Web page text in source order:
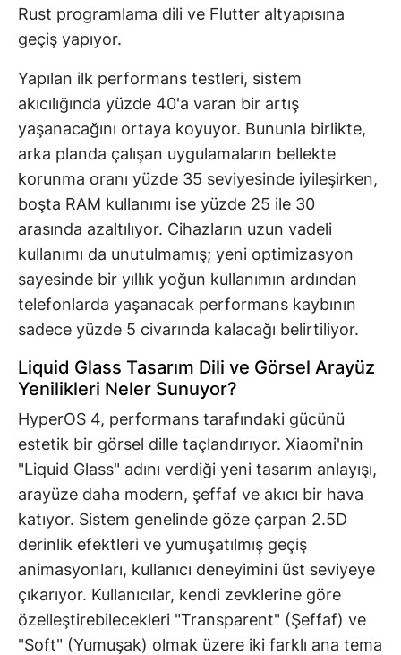
Rust programlama dili ve Flutter altyapısına
geçiş yapıyor.
Yapılan ilk performans testleri, sistem
akıcılığında yüzde 40'a varan bir artış
yaşanacağını ortaya koyuyor. Bununla birlikte,
arka planda çalışan uygulamaların bellekte
korunma oranı yüzde 35 seviyesinde iyileşirken,
boşta RAM kullanımı ise yüzde 25 ile 30
arasında azaltılıyor. Cihazların uzun vadeli
kullanımı da unutulmamış; yeni optimizasyon
sayesinde bir yıllık yoğun kullanımın ardından
telefonlarda yaşanacak performans kaybının
sadece yüzde 5 civarında kalacağı belirtiliyor.
Liquid Glass Tasarım Dili ve Görsel Arayüz
Yenilikleri Neler Sunuyor?
HyperOS 4, performans tarafındaki gücünü
estetik bir görsel dille taçlandırıyor. Xiaomi'nin
"Liquid Glass" adını verdiği yeni tasarım anlayışı,
arayüze daha modern, şeffaf ve akıcı bir hava
katıyor. Sistem genelinde göze çarpan 2.5D
derinlik efektleri ve yumuşatılmış geçiş
animasyonları, kullanıcı deneyimini üst seviyeye
çıkarıyor. Kullanıcılar, kendi zevklerine göre
özelleştirebilecekleri "Transparent" (Şeffaf) ve
"Soft" (Yumuşak) olmak üzere iki farklı ana tema